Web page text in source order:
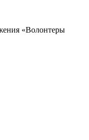
«Волонтеры